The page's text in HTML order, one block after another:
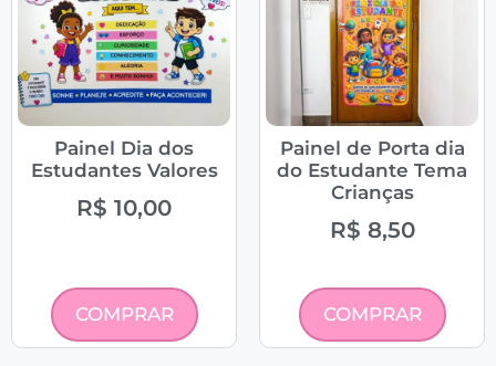
Painel Dia dos
Estudantes Valores
R$ 10,00
COMPRAR
Painel de Porta dia
do Estudante Tema
Crianças
R$ 8,50
COMPRAR